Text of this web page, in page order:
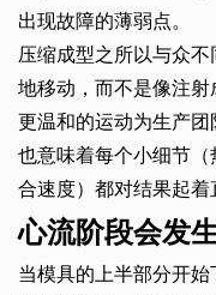
出现故障的薄弱点。
压缩成型之所以与众
地移动，而不是像注
更温和的运动为生产
也意味着每个小细节
合速度）都对结果起着
心流阶段会发
当模具的上半部分开始